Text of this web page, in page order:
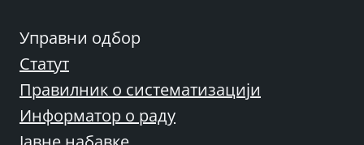
Управни одбор
Статут
Правилник о систематизацији
Информатор о раду